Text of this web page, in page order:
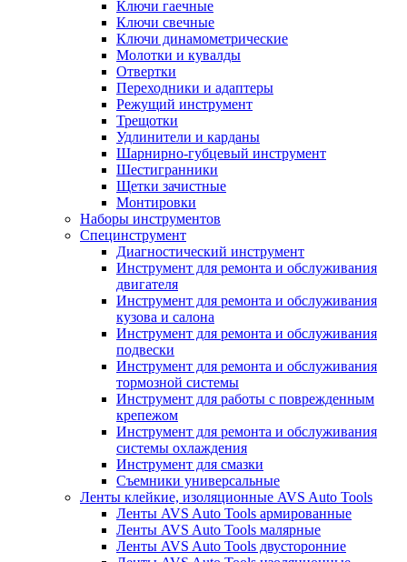
Ключи гаечные
Ключи свечные
Ключи динамометрические
Молотки и кувалды
Отвертки
Переходники и адаптеры
Режущий инструмент
Трещотки
Удлинители и карданы
Шарнирно-губцевый инструмент
Шестигранники
Щетки зачистные
Монтировки
Наборы инструментов
Специнструмент
Диагностический инструмент
Инструмент для ремонта и обслуживания
двигателя
Инструмент для ремонта и обслуживания
кузова и салона
Инструмент для ремонта и обслуживания
подвески
Инструмент для ремонта и обслуживания
тормозной системы
Инструмент для работы с поврежденным
крепежом
Инструмент для ремонта и обслуживания
системы охлаждения
Инструмент для смазки
Съемники универсальные
Ленты клейкие, изоляционные AVS Auto Tools
Ленты AVS Auto Tools армированные
Ленты AVS Auto Tools малярные
Ленты AVS Auto Tools двусторонние